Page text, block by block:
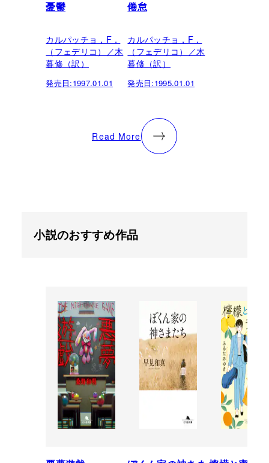
憂鬱
カルパッチョ，F．
（フェデリコ）／木
暮修（訳）
発売日:1997.01.01
倦怠
カルパッチョ，F．
（フェデリコ）／木
暮修（訳）
発売日:1995.01.01
Read More
小説のおすすめ作品